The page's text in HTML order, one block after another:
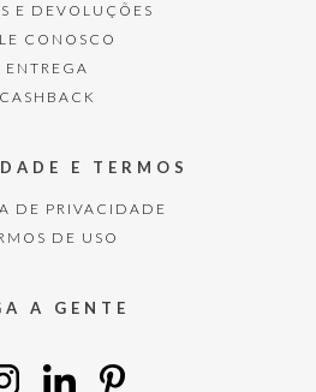
E DEVOLUÇÕES
CONOSCO
ENTREGA
CASHBACK
E TERMOS
DE PRIVACIDADE
DE USO
A GENTE